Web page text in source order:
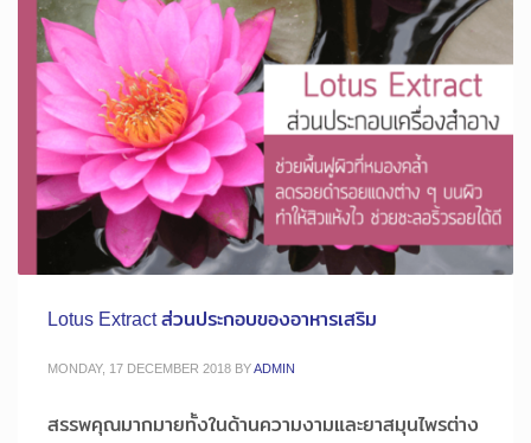
Lotus Extract ส่วนประกอบของอาหารเสริม
MONDAY, 17 DECEMBER 2018 BYADMIN
สรรพคุณมากมายทั้งในด้านความงามและยาสมุนไพรต่าง